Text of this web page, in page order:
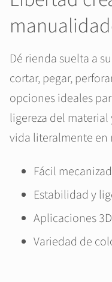
Dé rienda suelta a
cortar, pegar,
opciones ideales
ligereza del
vida literalmente en
Fácil
Estabilidad y
Aplicaciones 3D
Variedad de